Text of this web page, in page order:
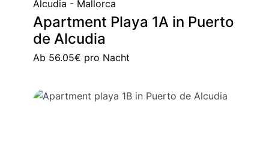
Alcudia - Mallorca
Apartment Playa 1A in Puerto
de Alcudia
Ab 56.05€ pro Nacht